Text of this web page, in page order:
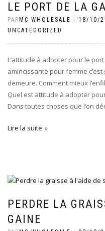
LE PORT DE LA
PAR MC WHOLESALE 18/10/
UNCATEGORIZED
L’attitude à adopter pour le
amincissante pour femme
demeure. Comment mieux
Quel est attitude à adopter
Dans toutes choses que l’on
Lire la suite
PERDRE LA
GAINE